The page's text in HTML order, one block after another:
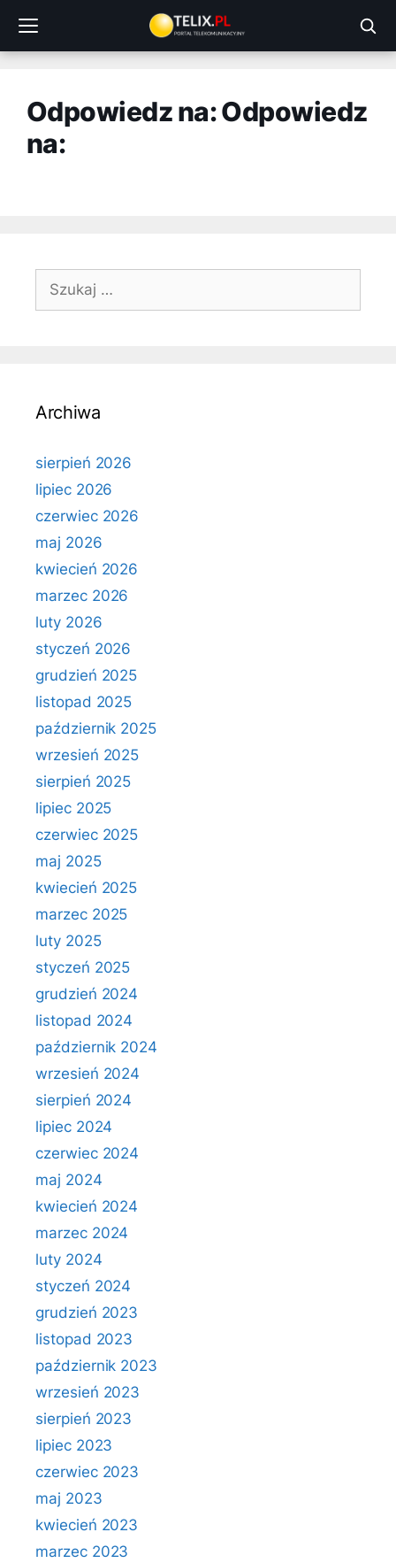
treści
Odpowiedz na: Odpowiedz
na:
Szukaj:
Archiwa
sierpień 2026
lipiec 2026
czerwiec 2026
maj 2026
kwiecień 2026
marzec 2026
luty 2026
styczeń 2026
grudzień 2025
listopad 2025
październik 2025
wrzesień 2025
sierpień 2025
lipiec 2025
czerwiec 2025
maj 2025
kwiecień 2025
marzec 2025
luty 2025
styczeń 2025
grudzień 2024
listopad 2024
październik 2024
wrzesień 2024
sierpień 2024
lipiec 2024
czerwiec 2024
maj 2024
kwiecień 2024
marzec 2024
luty 2024
styczeń 2024
grudzień 2023
listopad 2023
październik 2023
wrzesień 2023
sierpień 2023
lipiec 2023
czerwiec 2023
maj 2023
kwiecień 2023
marzec 2023